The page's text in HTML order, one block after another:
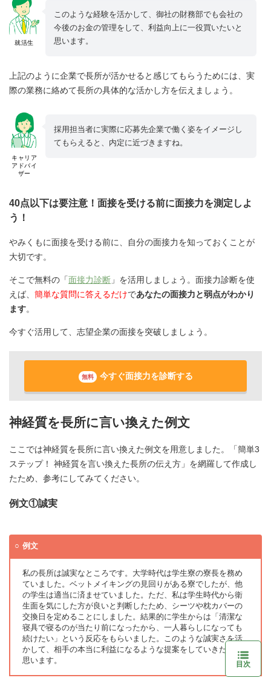
就活生
このような経験を活かして、御社の財務部でも会社の
今後のお金の管理をして、利益向上に一役買いたいと
思います。
上記のように企業で長所が活かせると感じてもらうためには、実
際の業務に絡めて長所の具体的な活かし方を伝えましょう。
キャリア
アドバイ
ザー
採用担当者に実際に応募先企業で働く姿をイメージし
てもらえると、内定に近づきますね。
40点以下は要注意！面接を受ける前に面接力を測定しよ
う！
やみくもに面接を受ける前に、自分の面接力を知っておくことが
大切です。
そこで無料の「面接力診断 」を活用しましょう。面接力診断を使
えば、 簡単な質問に答えるだけであなたの面接力と弱点がわかり
ます。
今すぐ活用して、志望企業の面接を突破しましょう。
無料 今すぐ面接力を診断する
神経質を長所に言い換えた例文
ここでは神経質を長所に言い換えた例文を用意しました。「簡単3
ステップ！ 神経質を言い換えた長所の伝え方」を網羅して作成し
たため、参考にしてみてください。
例文①誠実
例文
私の長所は誠実なところです。大学時代は学生寮の寮長を務め
ていました。ベットメイキングの見回りがある寮でしたが、他
の学生は適当に済ませていました。ただ、私は学生時代から衛
生面を気にした方が良いと判断したため、シーツや枕カバーの
交換日を定めることにしました。結果的に学生からは「清潔な
寝具で寝るのが当たり前になったから、一人暮らしになっても
続けたい」という反応をもらいました。このような誠実さを活
かして、相手の本当に利益になるような提案をしていきたいと
思います。
目次